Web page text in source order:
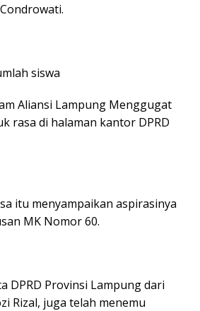
siswa
Aliansi Lampung Menggugat
rasa di halaman kantor DPRD
itu menyampaikan aspirasinya
MK Nomor 60.
DPRD Provinsi Lampung dari
Rizal, juga telah menemu